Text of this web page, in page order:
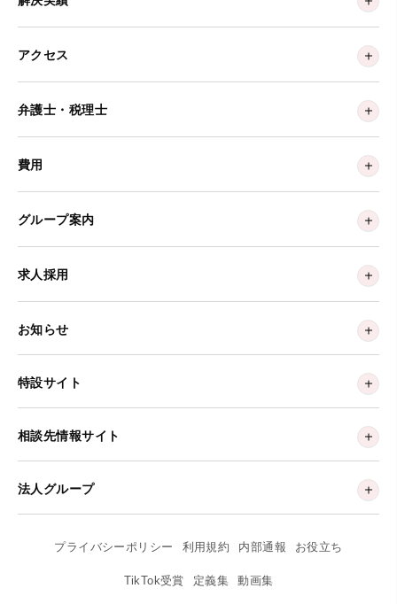
アクセス
弁護士・税理士
費用
グループ案内
求人採用
お知らせ
特設サイト
相談先情報サイト
法人グループ
プライバシーポリシー 利用規約 内部通報 お役立ち
TikTok受賞 定義集 動画集